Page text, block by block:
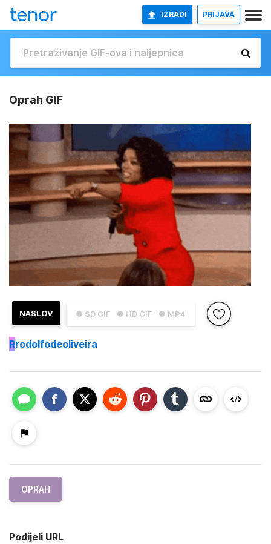
IZRADI PRIJAVA
Oprah GIF
● SD GIF ● HD GIF ● MP4
NASLOV
Rrodolfodeoliveira
OPRAH
Podijeli URL